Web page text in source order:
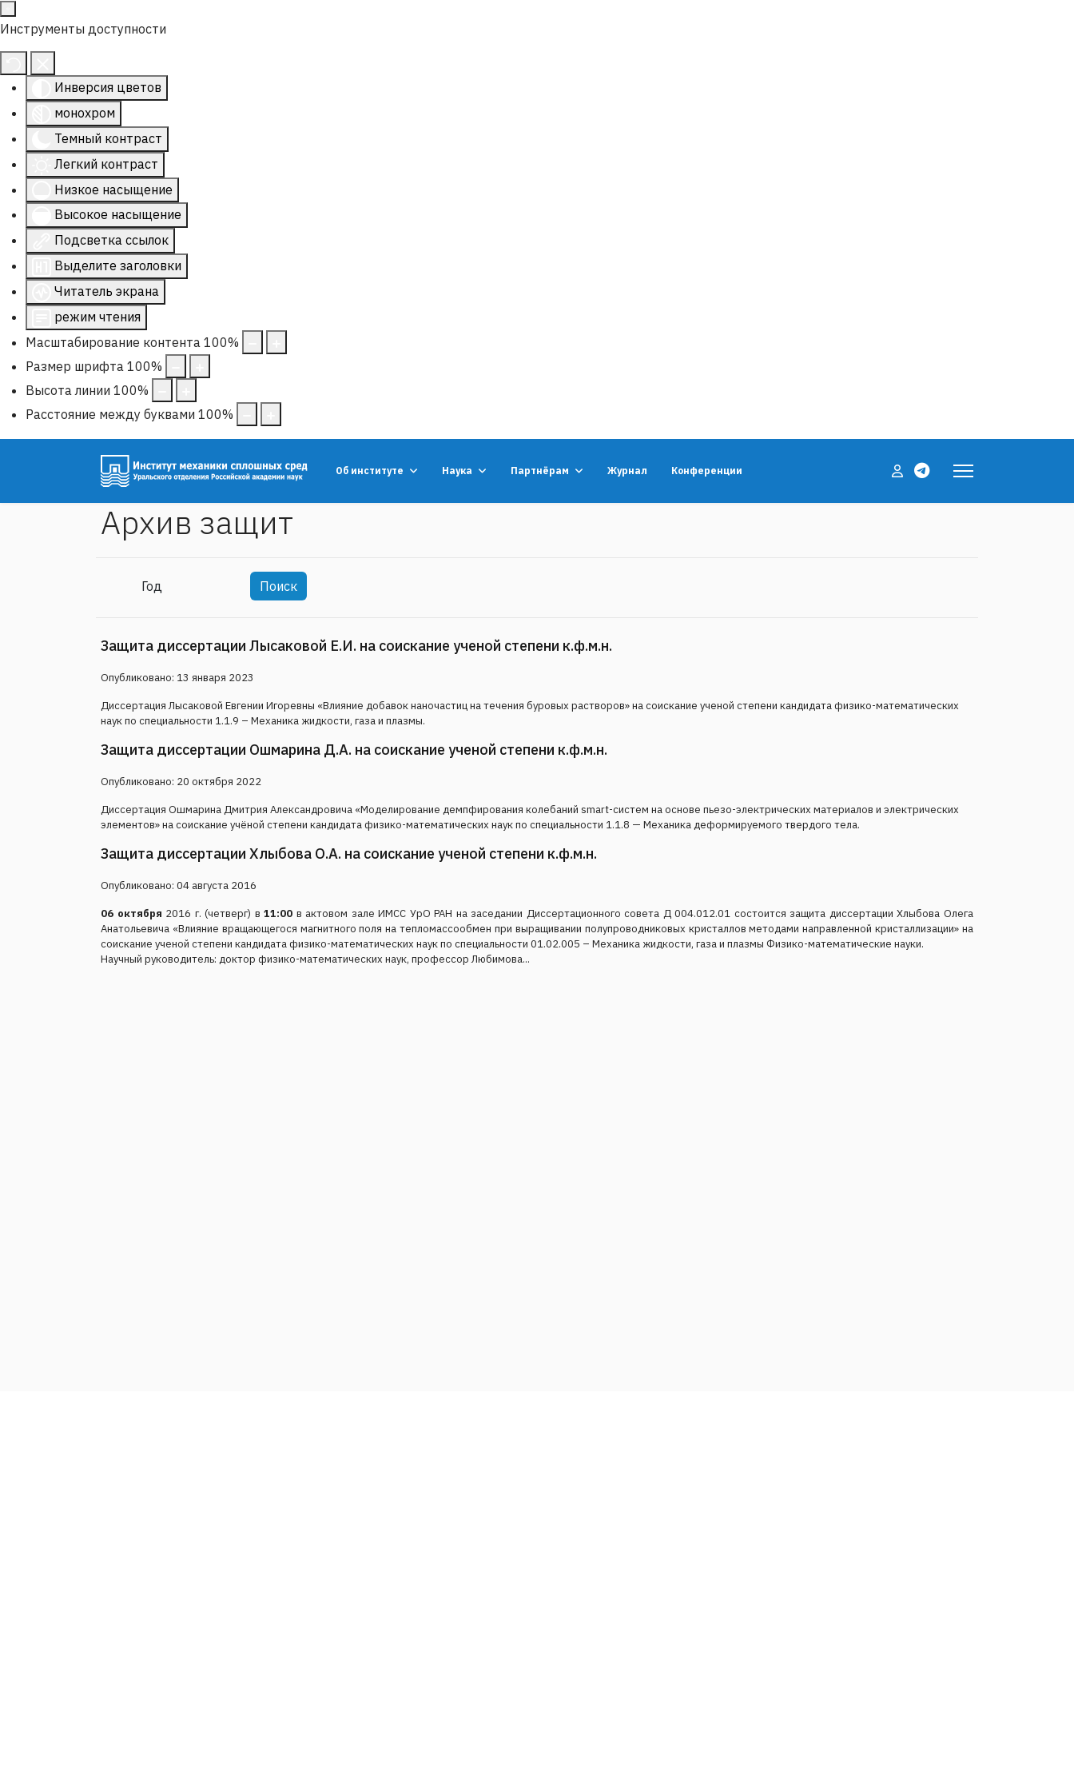
Инструменты доступности
Инверсия цветов
монохром
Темный контраст
Легкий контраст
Низкое насыщение
Высокое насыщение
Подсветка ссылок
Выделите заголовки
Читатель экрана
режим чтения
Масштабирование контента 100%
Размер шрифта 100%
Высота линии 100%
Расстояние между буквами 100%
Об институте Наука Партнёрам Журнал Конференции
Архив защит
Месяц
Год
Кол-во строк:
Поиск
Защита диссертации Лысаковой Е.И. на соискание ученой степени к.ф.м.н.
Опубликовано: 13 января 2023
Диссертация Лысаковой Евгении Игоревны «Влияние добавок наночастиц на течения буровых растворов» на соискание ученой степени кандидата физико-математических
наук по специальности 1.1.9 – Механика жидкости, газа и плазмы.
Защита диссертации Ошмарина Д.А. на соискание ученой степени к.ф.м.н.
Опубликовано: 20 октября 2022
Диссертация Ошмарина Дмитрия Александровича «Моделирование демпфирования колебаний smart-систем на основе пьезо-электрических материалов и электрических
элементов» на соискание учёной степени кандидата физико-математических наук по специальности 1.1.8 — Механика деформируемого твердого тела.
Защита диссертации Хлыбова О.А. на соискание ученой степени к.ф.м.н.
Опубликовано: 04 августа 2016
06 октября 2016 г. (четверг) в11:00 в актовом зале ИМСС УрО РАН на заседании Диссертационного совета Д 004.012.01 состоится защита диссертации Хлыбова Олега
Анатольевича «Влияние вращающегося магнитного поля на тепломассообмен при выращивании полупроводниковых кристаллов методами направленной кристаллизации» на
соискание ученой степени кандидата физико-математических наук по специальности 01.02.005 – Механика жидкости, газа и плазмы Физико-математические науки.
Научный руководитель: доктор физико-математических наук, профессор Любимова...